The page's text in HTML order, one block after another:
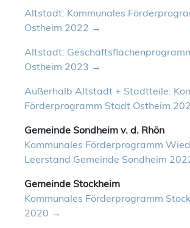
Altstadt: Kommunales
Ostheim 2022
Altstadt:
Ostheim 2023
Außerhalb Altstadt + Stadtteile:
Förderprogramm Stadt Ostheim
Gemeinde Sondheim v. d. Rhön
Kommunales Förderprogramm
Leerstand Gemeinde Sondheim
Gemeinde Stockheim
Kommunales Förderprogramm
2020